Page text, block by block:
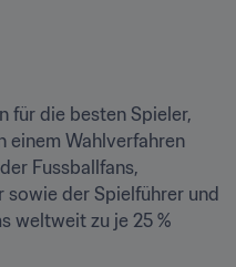
für die besten Spieler,
einem Wahlverfahren
Fussballfans,
der Spielführer und
weltweit zu je 25 %